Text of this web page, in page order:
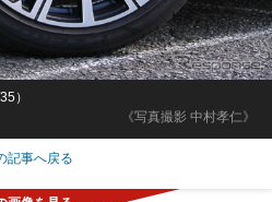
《写真撮影 中村孝仁》
）
記事へ戻る